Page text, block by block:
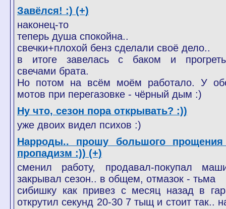
Завёлся! :) (+)
наконец-то
теперь душа спокойна..
свечки+плохой бенз сделали своё дело..
в итоге завелась с баком и
свечами брата.
Но потом на всём моём работало. У
мотов при перегазовке - чёрный дым :)
Ну что, сезон пора открывать? :))
уже двоих видел психов :)
Нарроды.. прошу большого прощения
пропадизм :)) (+)
сменил работу, продавал-покупал
закрывал сезон.. в общем, отмазок - тьма
сибишку как привез с месяц назад в
открутил секунд 20-30 7 тыщ и стоит так..